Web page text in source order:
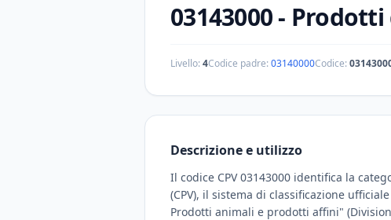
03143000- Prodotti
Livello:4Codice padre:03140000Codice:
Descrizione e utilizzo
Il codice CPV 03143000 identifica la
(CPV), il sistema di classificazione
Prodotti animali e prodotti affini"